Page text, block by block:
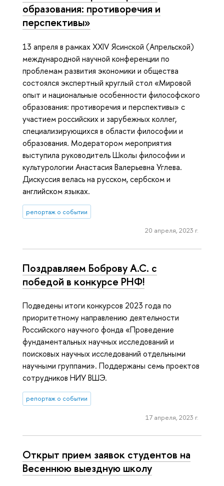
образования: противоречия и
перспективы»
13 апреля в рамках XXIV Ясинской (Апрельской)
международной научной конференции по
проблемам развития экономики и общества
состоялся экспертный круглый стол «Мировой
опыт и национальные особенности философского
образования: противоречия и перспективы» с
участием российских и зарубежных коллег,
специализирующихся в области философии и
образования. Модератором мероприятия
выступила руководитель Школы философии и
культурологии Анастасия Валерьевна Углева.
Дискуссия велась на русском, сербском и
английском языках.
репортаж о событии
20 апреля, 2023 г.
Поздравляем Боброву А.С. с
победой в конкурсе РНФ!
Подведены итоги конкурсов 2023 года по
приоритетному направлению деятельности
Российского научного фонда «Проведение
фундаментальных научных исследований и
поисковых научных исследований отдельными
научными группами». Поддержаны семь проектов
сотрудников НИУ ВШЭ.
репортаж о событии
17 апреля, 2023 г.
Открыт прием заявок студентов на
Весеннюю выездную школу